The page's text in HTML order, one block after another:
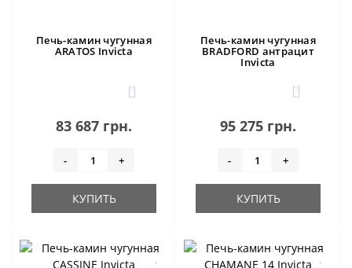
Печь-камин чугунная
ARATOS Invicta
0
83 687 грн.
- +
КУПИТЬ
Печь-камин чугунная
BRADFORD антрацит
Invicta
1
95 275 грн.
- +
КУПИТЬ